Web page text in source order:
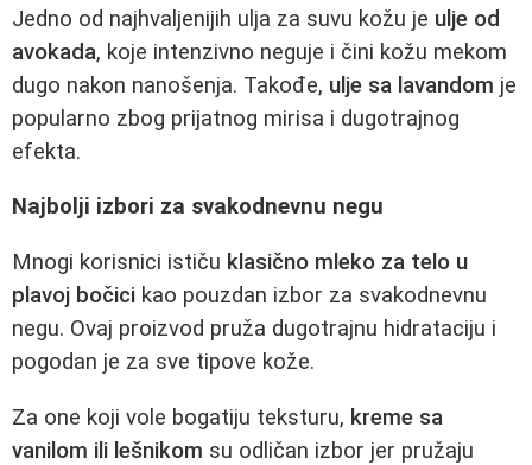
Jedno od najhvaljenijih ulja za suvu kožu je ulje od
avokada, koje intenzivno neguje i čini kožu mekom
dugo nakon nanošenja. Takođe, ulje sa lavandom je
popularno zbog prijatnog mirisa i dugotrajnog
efekta.
Najbolji izbori za svakodnevnu negu
Mnogi korisnici ističu klasično mleko za telo u
plavoj bočici kao pouzdan izbor za svakodnevnu
negu. Ovaj proizvod pruža dugotrajnu hidrataciju i
pogodan je za sve tipove kože.
Za one koji vole bogatiju teksturu, kreme sa
vanilom ili lešnikom su odličan izbor jer pružaju